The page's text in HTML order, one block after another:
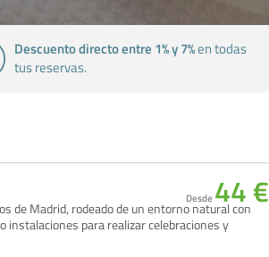
Descuento directo entre 1% y 7%en todas
tus reservas.
de Madrid, rodeado de un entorno natural con
instalaciones para realizar celebraciones y
Desde 44 €